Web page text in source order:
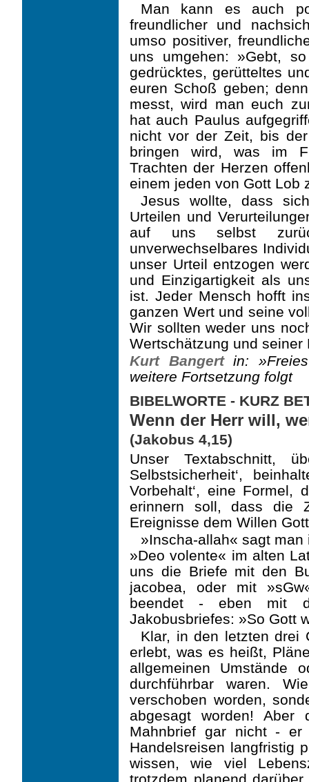
Man kann es auch
freundlicher und
umso positiver,
uns umgehen: »Gebt,
gedrücktes, gerütteltes
euren Schoß geben;
messt, wird man euch
hat auch Paulus
nicht vor der Zeit, bis
bringen wird, was im
Trachten der Herzen
einem jeden von Gott Lob
Jesus wollte, dass
Urteilen und
auf uns selbst
unverwechselbares
unser Urteil entzogen
und Einzigartigkeit als
ist. Jeder Mensch hofft
ganzen Wert und seine
Wir sollten weder uns
Wertschätzung und
Kurt Bangertin: »Freies
weitere Fortsetzung folgt
BIBELWORTE - KURZ
Wenn der Herr will,
(Jakobus 4,15)
Unser Textabschnitt,
Selbstsicherheit‘,
Vorbehalt‘, eine Formel,
erinnern soll, dass die
Ereignisse dem Willen
»Inscha-allah« sagt
»Deo volente« im alten
uns die Briefe mit den
jacobea, oder mit
beendet - eben mit
Jakobusbriefes: »So Gott
Klar, in den letzten drei
erlebt, was es heißt,
allgemeinen Umstände
durch­führbar waren.
verschoben worden,
abgesagt worden!
Mahnbrief gar nicht - er
Handelsreisen langfristig
wissen, wie viel